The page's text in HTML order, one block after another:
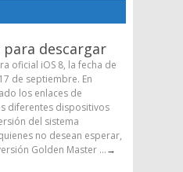
descargar
oficial iOS 8, la fecha de
de septiembre. En
los enlaces de
diferentes dispositivos
del sistema
no desean esperar,
Golden Master ...→